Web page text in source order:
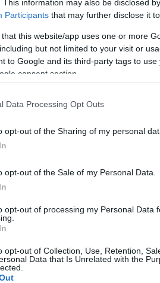
This information may also be disclosed
Participants that may further disclose it
that this website/app uses one or more
but not limited to your visit or
to Google and its third-party tags to
consent section.
Data Processing Opt Outs
opt-out of the Sharing of my personal
opt-out of the Sale of my Personal Data.
opt-out of processing my Personal Data
opt-out of Collection, Use, Retention,
Data that Is Unrelated with the
le a TP-Link Magyarország
biztonságtechnikai
magyar képviselettel,
képviselők munkáját segítik.
Link hálózati termékei, nem kis
amely erőteljesen